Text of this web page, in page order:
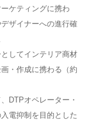
ケティングに携わ
ザイナーへの進行確
してインテリア商材
・作成に携わる（約
DTPオペレーター・
電抑制を目的とした